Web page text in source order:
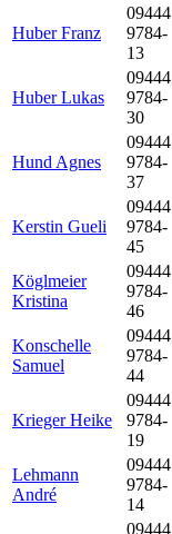
Huber Franz
09444
9784-
13
Huber Lukas
09444
9784-
30
Hund Agnes
09444
9784-
37
Kerstin Gueli
09444
9784-
45
Köglmeier
Kristina
09444
9784-
46
Konschelle
Samuel
09444
9784-
44
Krieger Heike
09444
9784-
19
Lehmann
André
09444
9784-
14
09444